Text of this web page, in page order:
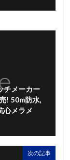
チメーカー
! 50m防水,
心メラメ
次の記事